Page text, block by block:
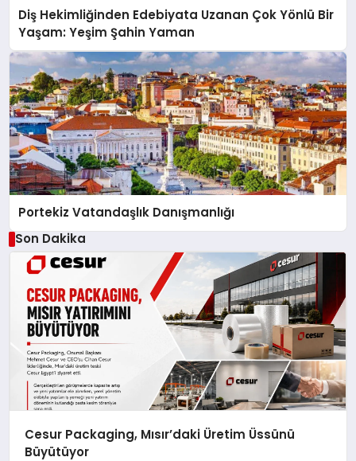
Diş Hekimliğinden Edebiyata Uzanan Çok Yönlü Bir
Yaşam: Yeşim Şahin Yaman
Portekiz Vatandaşlık Danışmanlığı
Son Dakika
Cesur Packaging, Mısır’daki Üretim Üssünü
Büyütüyor